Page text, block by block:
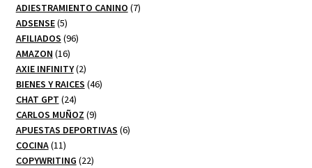
productos
ADIESTRAMIENTO CANINO 77
ADSENSE 55
productos
AFILIADOS 9696
AMAZON 1616
productos
AXIE INFINITY 22
productos
BIENES Y RAICES 4646
CHAT GPT 2424
productos
CARLOS MUÑOZ 99
productos
APUESTAS DEPORTIVAS 66
COCINA 1111
productos
COPYWRITING 2222